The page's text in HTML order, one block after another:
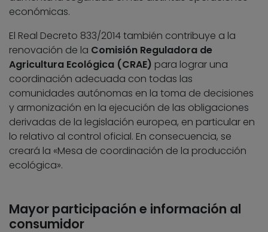
económicas.
El Real Decreto 833/2014 también contribuye a la
renovación de la Comisión Reguladora de
Agricultura Ecológica (CRAE) para lograr una
coordinación adecuada con todas las
comunidades autónomas en la toma de decisiones
y armonización en la ejecución de las obligaciones
derivadas de la legislación europea, en particular en
lo relativo al control oficial. En consecuencia, se
creará la «Mesa de coordinación de la producción
ecológica».
Mayor participación e información al
consumidor